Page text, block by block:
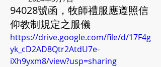
94028號函，牧師禮服應遵照信
仰教制規定之服儀
https://drive.google.com/file/d/17F4g
yk_cD2AD8Qtr2AtdU7e-
iXh9yxm8/view?usp=sharing